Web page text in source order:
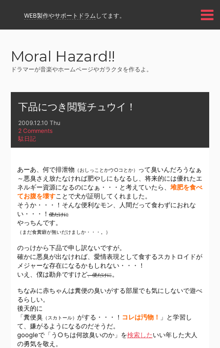
WEB製作やサポートドラム してます。
Moral Hazard!!
ドラマーが音楽やホームページやガラクタを作るよ。
下品につき閲覧チュウイ！
2009.12.10 Thu
2 Comments
駄日記
あーあ、何で排泄物 （おしっことかウ○コとか）
って臭いんだろうなぁ
～悪臭さえ放たなければ肥やしにもなるし、将来的には優れたエ
ネルギー資源になるのになぁ・・・と考えていたら、堆肥を食べ
てお腹を壊すことで犬が証明してくれました。
そうか・・・！そんな便利なモン、人間だって食わずにおれな
い・・・！便だけに
やっちんです。
（まだ食糞癖が無いだけましか・・・。）
のっけから下品で申し訳ないですが。
確かに悪臭が出なければ、愛情表現として食するスカトロイドが
メジャーな存在になるかもしれない・・・！
いえ、僕は勘弁ですけど、便だけに。
ちなみに赤ちゃんは糞便の臭いがする部屋でも気にしないで遊べ
るらしい。
後天的に
「糞便臭（スカトール） がする・・・！ コレは汚物！ 」と学習し
て、嫌がるようになるのだそうだ。
googleで「う○ちは何故臭いのか」を検索したいい年した大人
の勇気を敬え。